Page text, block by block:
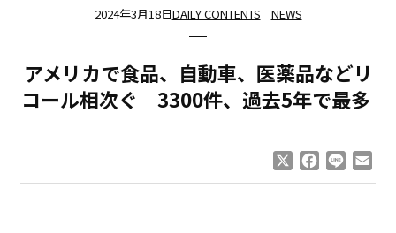
2024年3月18日DAILY CONTENTS NEWS
アメリカで食品、自動車、医薬品などリ
コール相次ぐ 3300件、過去5年で最多
Facebook
Line